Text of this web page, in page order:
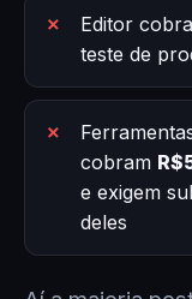
Editor cobra
teste de
cobram
e exigem
deles